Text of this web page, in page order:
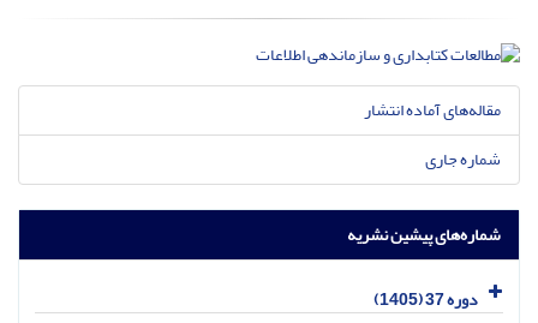
مقاله‌های آماده انتشار
شماره جاری
شماره‌های پیشین نشریه
دوره 37 (1405)